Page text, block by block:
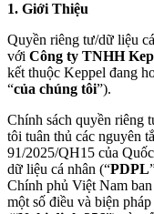
1. Giới Thiệu
Quyền riêng tư/dữ liệu
với Công ty TNHH
kết thuộc Keppel đang
“của chúng tôi”).
Chính sách quyền riêng
tôi tuân thủ các nguyên
91/2025/QH15 của
dữ liệu cá nhân (“PDPL
Chính phủ Việt Nam
một số điều và biện